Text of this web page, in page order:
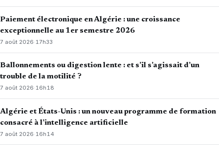
Paiement électronique en Algérie : une croissance
exceptionnelle au 1er semestre 2026
7 août 2026· 17h33
Ballonnements ou digestion lente : et s’il s’agissait d’un
trouble de la motilité ?
7 août 2026·16h18
Algérie et États-Unis : un nouveau programme de formation
consacré à l’intelligence artificielle
7 août 2026· 16h14